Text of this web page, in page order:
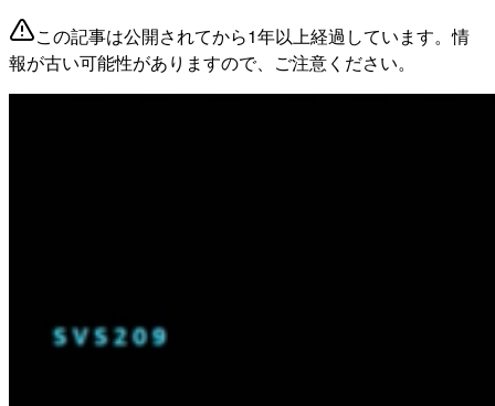
この記事は公開されてから1年以上経過しています。情
報が古い可能性がありますので、ご注意ください。